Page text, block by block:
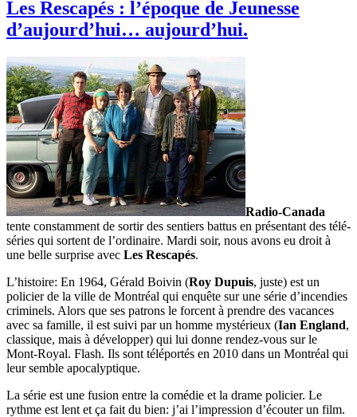
Les Rescapés : l’époque de Jeunesse
d’aujourd’hui… aujourd’hui.
Radio-Canada
tente constamment de sortir des sentiers battus en présentant des télé-
séries qui sortent de l’ordinaire. Mardi soir, nous avons eu droit à
une belle surprise avec Les Rescapés.
L’histoire: En 1964, Gérald Boivin (Roy Dupuis, juste) est un
policier de la ville de Montréal qui enquête sur une série d’incendies
criminels. Alors que ses patrons le forcent à prendre des vacances
avec sa famille, il est suivi par un homme mystérieux (Ian England,
classique, mais à développer) qui lui donne rendez-vous sur le
Mont-Royal. Flash. Ils sont téléportés en 2010 dans un Montréal qui
leur semble apocalyptique.
La série est une fusion entre la comédie et la drame policier. Le
rythme est lent et ça fait du bien: j’ai l’impression d’écouter un film.